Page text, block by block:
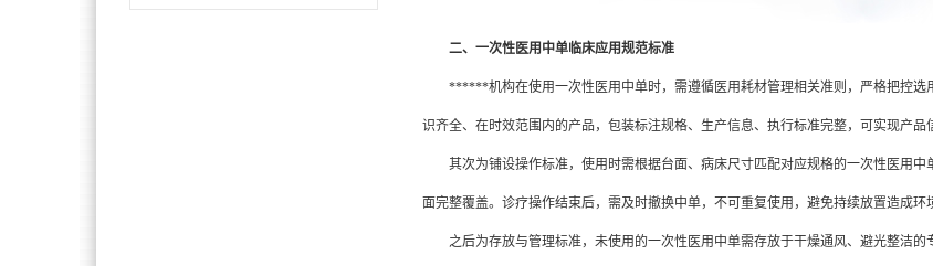
二、一次性医用中单临床应用规范标准
******机构在使用一次性医用中单时，需遵循医用耗材管理相关准则，严格把控选
识齐全、在时效范围内的产品，包装标注规格、生产信息、执行标准完整，可实现产品
其次为铺设操作标准，使用时需根据台面、病床尺寸匹配对应规格的一次性医用
面完整覆盖。诊疗操作结束后，需及时撤换中单，不可重复使用，避免持续放置造成环
之后为存放与管理标准，未使用的一次性医用中单需存放于干燥通风、避光整洁的